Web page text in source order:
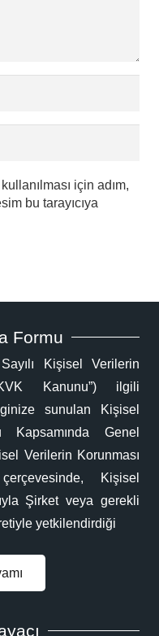
için adım,
bu tarayıcıya
Formu
Kişisel Verilerin
Kanunu”) ilgili
sunulan Kişisel
Kapsamında Genel
Verilerin Korunması
Kişisel
Şirket veya gerekli
yetkilendirdiği